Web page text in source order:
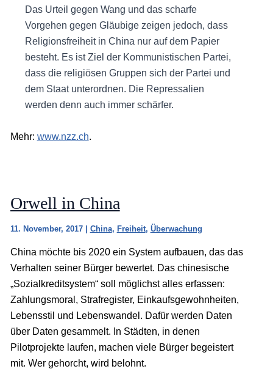
Das Urteil gegen Wang und das scharfe
Vorgehen gegen Gläubige zeigen jedoch, dass
Religionsfreiheit in China nur auf dem Papier
besteht. Es ist Ziel der Kommunistischen Partei,
dass die religiösen Gruppen sich der Partei und
dem Staat unterordnen. Die Repressalien
werden denn auch immer schärfer.
Mehr: www.nzz.ch.
Orwell in China
11. November, 2017 China, Freiheit, Überwachung
China möchte bis 2020 ein System aufbauen, das das
Verhalten seiner Bürger bewertet. Das chinesische
„Sozialkreditsystem“ soll möglichst alles erfassen:
Zahlungsmoral, Strafregister, Einkaufsgewohnheiten,
Lebensstil und Lebenswandel. Dafür werden Daten
über Daten gesammelt. In Städten, in denen
Pilotprojekte laufen, machen viele Bürger begeistert
mit. Wer gehorcht, wird belohnt.